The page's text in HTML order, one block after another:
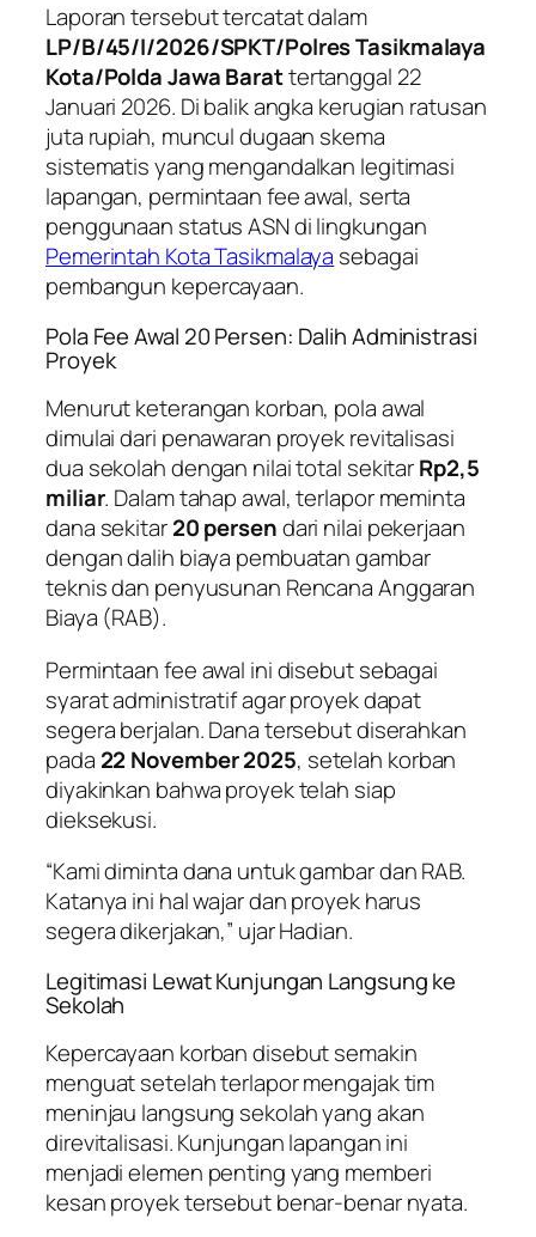
Laporan tersebut tercatat dalam
LP/B/45/I/2026/SPKT/Polres Tasikmalaya
Kota/Polda Jawa Barattertanggal 22
Januari 2026. Di balik angka kerugian ratusan
juta rupiah, muncul dugaan skema
sistematis yang mengandalkan legitimasi
lapangan, permintaan fee awal, serta
penggunaan status ASN di lingkungan
Pemerintah Kota Tasikmalaya sebagai
pembangun kepercayaan.
Pola Fee Awal 20 Persen: Dalih Administrasi
Proyek
Menurut keterangan korban, pola awal
dimulai dari penawaran proyek revitalisasi
dua sekolah dengan nilai total sekitarRp2,5
miliar. Dalam tahap awal, terlapor meminta
dana sekitar20 persendari nilai pekerjaan
dengan dalih biaya pembuatan gambar
teknis dan penyusunan Rencana Anggaran
Biaya (RAB).
Permintaan fee awal ini disebut sebagai
syarat administratif agar proyek dapat
segera berjalan. Dana tersebut diserahkan
pada 22 November 2025, setelah korban
diyakinkan bahwa proyek telah siap
dieksekusi.
“Kami diminta dana untuk gambar dan RAB.
Katanya ini hal wajar dan proyek harus
segera dikerjakan,” ujar Hadian.
Legitimasi Lewat Kunjungan Langsung ke
Sekolah
Kepercayaan korban disebut semakin
menguat setelah terlapor mengajak tim
meninjau langsung sekolah yang akan
direvitalisasi. Kunjungan lapangan ini
menjadi elemen penting yang memberi
kesan proyek tersebut benar-benar nyata.